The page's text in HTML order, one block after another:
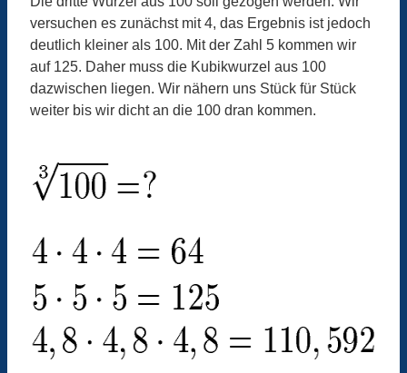
versuchen es zunächst mit 4, das Ergebnis ist jedoch
deutlich kleiner als 100. Mit der Zahl 5 kommen wir
auf 125. Daher muss die Kubikwurzel aus 100
dazwischen liegen. Wir nähern uns Stück für Stück
weiter bis wir dicht an die 100 dran kommen.